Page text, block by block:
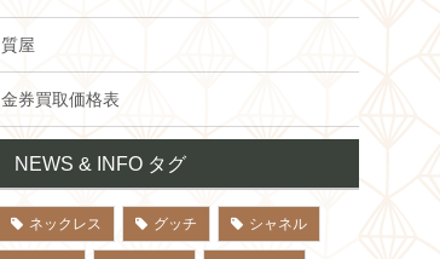
質屋
金券買取価格表
NEWS & INFO タグ
ネックレス グッチ シャネル